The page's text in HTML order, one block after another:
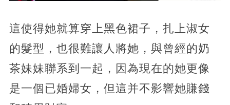
這使得她就算穿上黑色裙子，扎上淑女
的髮型，也很難讓人將她，與曾經的奶
茶妹妹聯系到一起，因為現在的她更像
是一個已婚婦女，但這并不影響她賺錢